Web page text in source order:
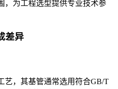
，为工程选型提供专业技术参
差异
艺，其基管通常选用符合GB/T